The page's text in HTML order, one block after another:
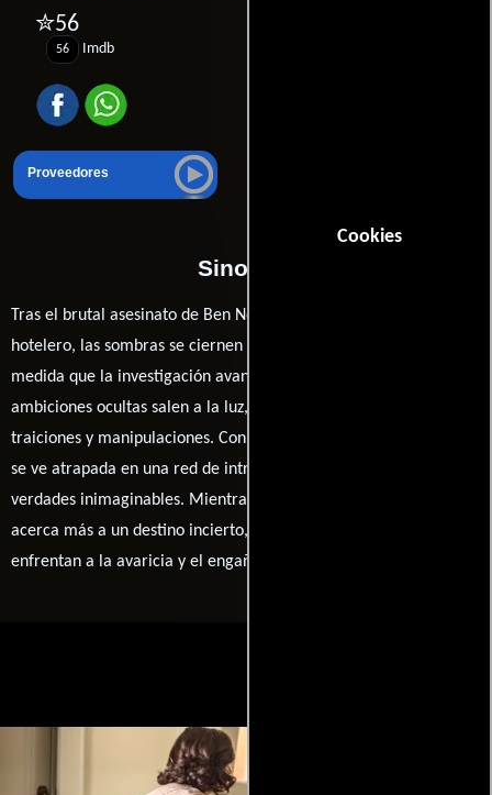
Cookies
✮56
56 Imdb
Proveedores
Sinopsis
Tras el brutal asesinato de Ben Novack Jr., un influyente heredero
hotelero, las sombras se ciernen sobre su esposa, Narcy. A
medida que la investigación avanza, secretos oscuros y
ambiciones ocultas salen a la luz, revelando un mundo de
traiciones y manipulaciones. Con la policía tras sus pasos, Narcy
se ve atrapada en una red de intrigas que amenaza con desvelar
verdades inimaginables. Mientras el tiempo corre, cada pista la
acerca más a un destino incierto, donde el amor y la lealtad se
enfrentan a la avaricia y el engaño.